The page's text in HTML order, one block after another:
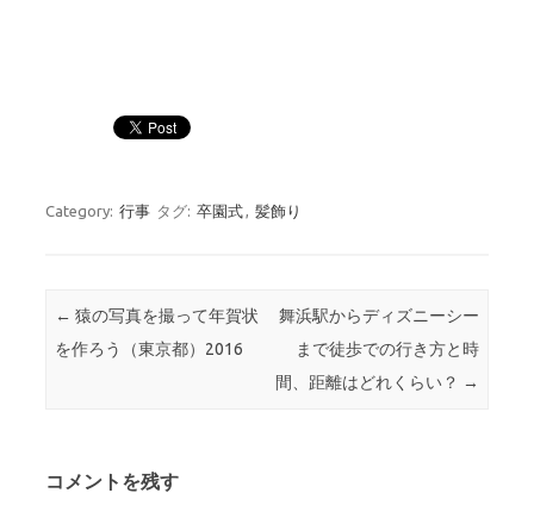
Category: 行事 タグ: 卒園式, 髪飾り
Post navigation
← 猿の写真を撮って年賀状
を作ろう（東京都）2016
舞浜駅からディズニーシー
まで徒歩での行き方と時
間、距離はどれくらい？ →
コメントを残す